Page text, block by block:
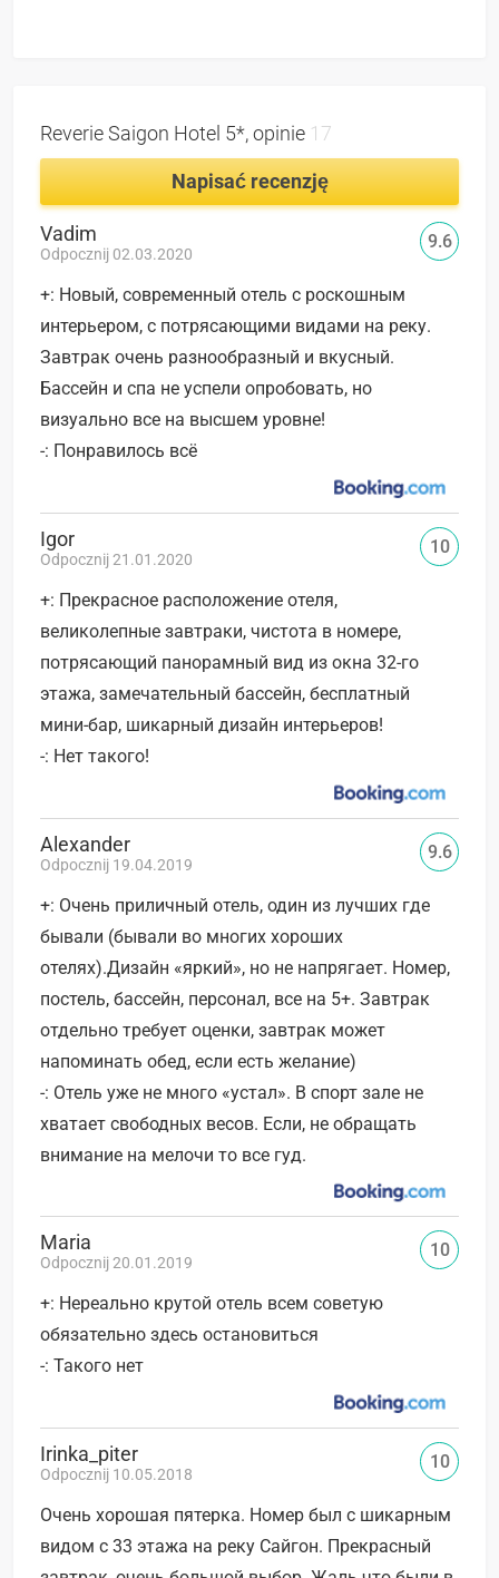
Reverie Saigon Hotel 5*, opinie 17
Napisać recenzję
Vadim
Odpocznij 02.03.2020
+: Новый, современный отель с роскошным
интерьером, с потрясающими видами на реку.
Завтрак очень разнообразный и вкусный.
Бассейн и спа не успели опробовать, но
визуально все на высшем уровне!
-: Понравилось всё
9.6
Igor
Odpocznij 21.01.2020
+: Прекрасное расположение отеля,
великолепные завтраки, чистота в номере,
потрясающий панорамный вид из окна 32-го
этажа, замечательный бассейн, бесплатный
мини-бар, шикарный дизайн интерьеров!
-: Нет такого!
10
Alexander
Odpocznij 19.04.2019
+: Очень приличный отель, один из лучших где
бывали (бывали во многих хороших
отелях).Дизайн «яркий», но не напрягает. Номер,
постель, бассейн, персонал, все на 5+. Завтрак
отдельно требует оценки, завтрак может
напоминать обед, если есть желание)
-: Отель уже не много «устал». В спорт зале не
хватает свободных весов. Если, не обращать
внимание на мелочи то все гуд.
9.6
Maria
Odpocznij 20.01.2019
+: Нереально крутой отель всем советую
обязательно здесь остановиться
-: Такого нет
10
Irinka_piter
Odpocznij 10.05.2018
Очень хорошая пятерка. Номер был с шикарным
видом с 33 этажа на реку Сайгон. Прекрасный
10